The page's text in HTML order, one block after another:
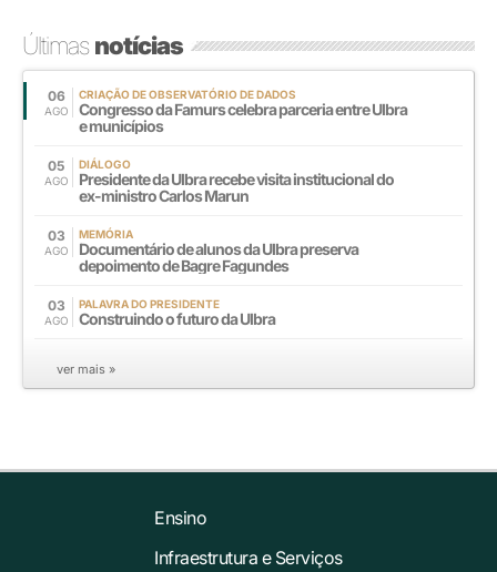
Últimasnotícias
06
AGO
CRIAÇÃO DE OBSERVATÓRIO DE DADOS
Congresso da Famurs celebra parceria entre Ulbra
e municípios
05
AGO
DIÁLOGO
Presidente da Ulbra recebe visita institucional do
ex-ministro Carlos Marun
03
AGO
MEMÓRIA
Documentário de alunos da Ulbra preserva
depoimento de Bagre Fagundes
03
AGO
PALAVRA DO PRESIDENTE
Construindo o futuro da Ulbra
ver mais »
Ensino
Infraestrutura e Serviços